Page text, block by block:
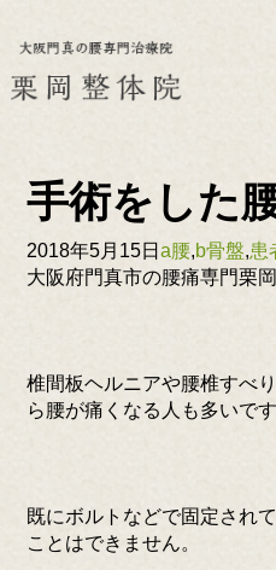
手術をした
2018年5月15日 a腰,b骨盤,患
大阪府門真市の腰痛専門栗
椎間板ヘルニアや腰椎すべ
ら腰が痛くなる人も多いです
既にボルトなどで固定され
ことはできません。